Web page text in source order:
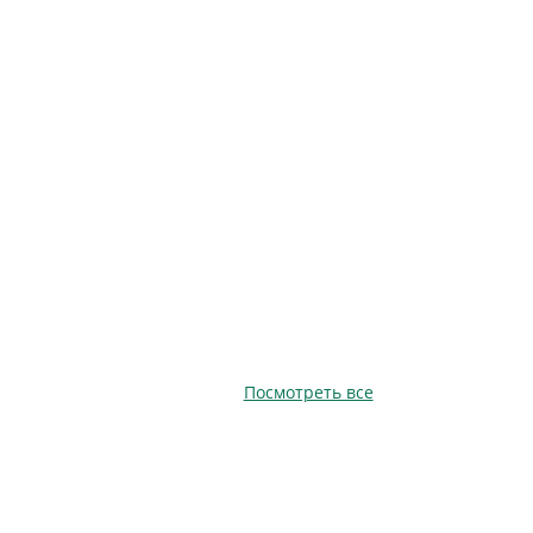
Посмотреть все